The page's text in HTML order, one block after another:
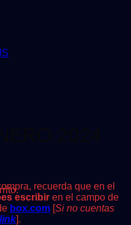
2024
recuerda que en el
escribir en el campo de
box.com [Si no cuentas
link].